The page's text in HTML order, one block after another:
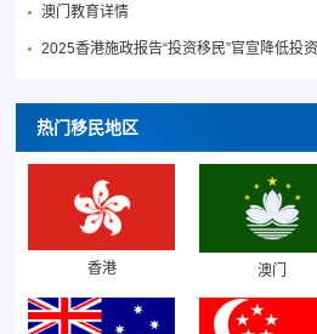
澳门教育详情
2025香港施政报告“投资移民”官宣降低投资
热门移民地区
香港 澳门